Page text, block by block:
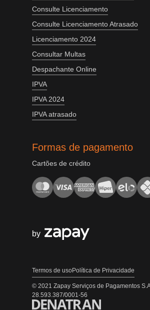
Consulte Licenciamento
Consulte Licenciamento Atrasado
Licenciamento 2024
Consultar Multas
Despachante Online
IPVA
IPVA 2024
IPVA atrasado
Formas de pagamento
Cartões de crédito
by
Termos de usoPolítica de Privacidade
© 2021 Zapay Serviços de Pagamentos
28.593.387/0001-56